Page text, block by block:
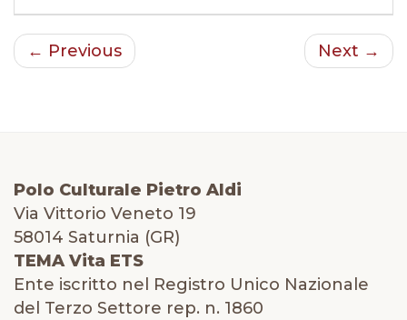
← Previous Next →
Polo Culturale Pietro Aldi
Via Vittorio Veneto 19
58014 Saturnia (GR)
TEMA Vita ETS
Ente iscritto nel Registro Unico Nazionale
del Terzo Settore rep. n. 1860